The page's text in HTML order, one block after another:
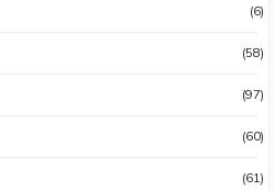
(6)
(58)
(97)
(60)
(61)